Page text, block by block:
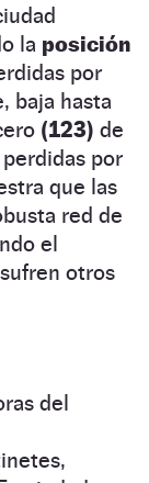
la posición
por
baja hasta
(123) de
por
que las
red de
el
otros
del